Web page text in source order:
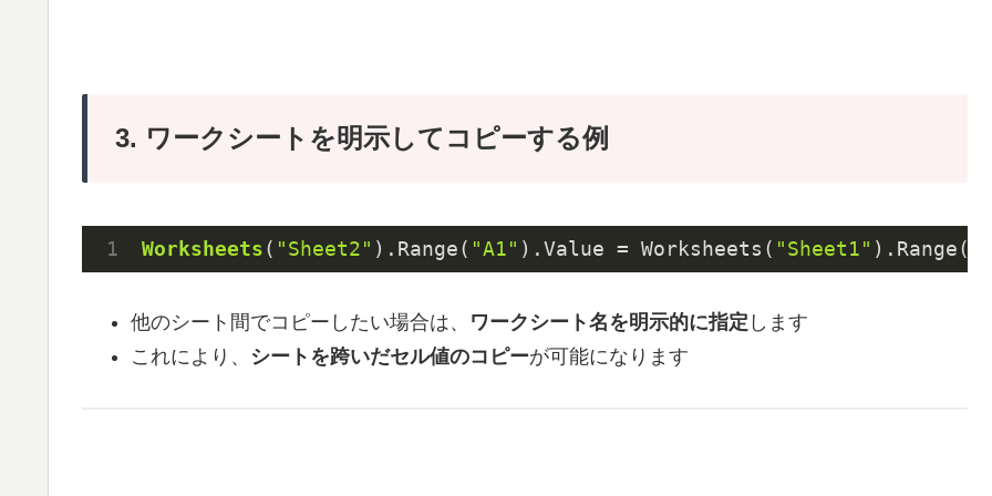
3. ワークシートを明示してコピーする例
Worksheets( "Sheet2" ) .Range( "A1" ) .Value = Worksheets( "Sheet1" ).Range(
他のシート間でコピーしたい場合は、 ワークシート名を明示的に指定 します
これにより、
シートを跨いだセル値のコピーが可能になります